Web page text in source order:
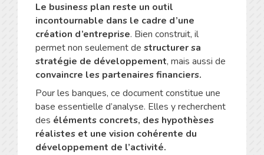
Le business plan reste un outil
incontournable dans le cadre d’une
création d’entreprise. Bien construit, il
permet non seulement de structurer sa
stratégie de développement, mais aussi de
convaincre les partenaires financiers.
Pour les banques, ce document constitue une
base essentielle d’analyse. Elles y recherchent
des éléments concrets, des hypothèses
réalistes et une vision cohérente du
développement de l’activité.